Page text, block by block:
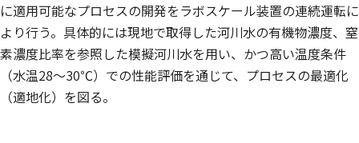
に適用可能なプロセスの開発をラボスケール装置の連続運転に
より行う。具体的には現地で取得した河川水の有機物濃度、窒
素濃度比率を参照した模擬河川水を用い、かつ高い温度条件
（水温28〜30℃）での性能評価を通じて、プロセスの最適化
（適地化）を図る。